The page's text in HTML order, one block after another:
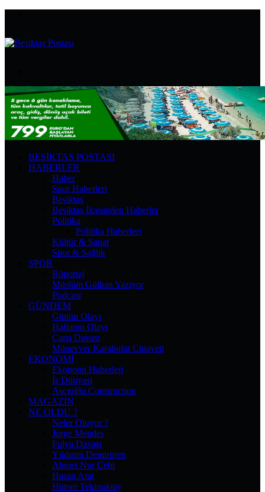
...
BEŞIKTAŞ POSTASI
HABERLER
Haber
Spor Haberleri
Beşiktaş
Beşiktaş İlçesinden Haberler
Politika
Politika Haberleri
Kültür & Sanat
Spor & Sağlık
SPOR
Röportaj
Müslüm Gülhan Yazıyor
Podcast
GÜNDEM
Günün Olayı
Haftanın Olayı
Çarşı Davası
Münevver Karabulut Cinayeti
EKONOMI
Ekonomi Haberleri
İş Dünyası
Aşçıoğlu Construction
MAGAZIN
NE OLDU ?
Neler Oluyor ?
Jorge Mendes
Fulya Davası
Yıldırım Demirören
Ahmet Nur Çebi
Hasan Arat
Hürser Tekinoktay